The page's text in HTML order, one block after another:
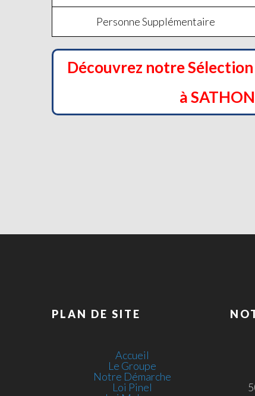
Personne Supplémentaire
Découvrez notre
à
PLAN DE SITE
Accueil
Le Groupe
Notre Démarche
Loi Pinel